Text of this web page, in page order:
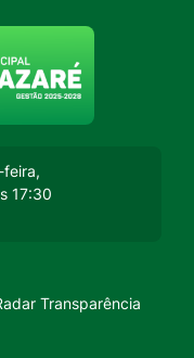
principal
feira,
17:30
Transparência